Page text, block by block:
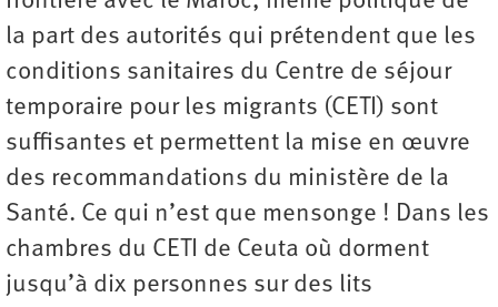
la part des autorités qui prétendent que les
conditions sanitaires du Centre de séjour
temporaire pour les migrants (CETI) sont
suffisantes et permettent la mise en œuvre
des recommandations du ministère de la
Santé. Ce qui n’est que mensonge ! Dans les
chambres du CETI de Ceuta où dorment
jusqu’à dix personnes sur des lits